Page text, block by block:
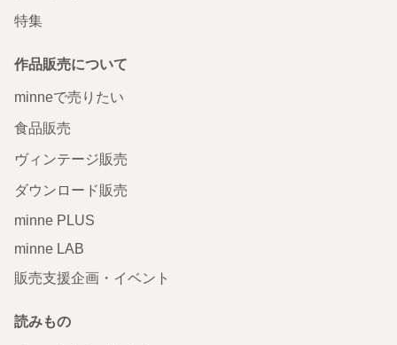
特集
作品販売について
minneで売りたい
食品販売
ヴィンテージ販売
ダウンロード販売
minne PLUS
minne LAB
販売支援企画・イベント
読みもの